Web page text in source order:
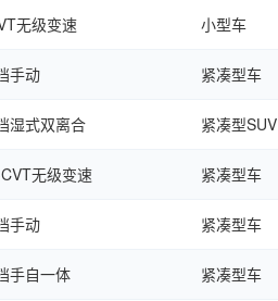
无级变速 小型车
手动 紧凑型车
湿式双离合 紧凑型SUV
无级变速 紧凑型车
手动 紧凑型车
手自一体 紧凑型车